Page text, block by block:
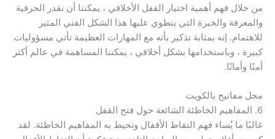
من خلال فهم أهمية اختيار القفل الأخلاقي ، يمكننا أن نقدر الحرفية
والمعرفة والخبرة التي ينطوي عليها هذا الشكل الفني المثير
للاهتمام. إنه بمثابة تذكير بأنه مع المهارات العظيمة تأتي مسؤوليات
كبيرة ، وباستخدامها بشكل أخلاقي ، يمكننا المساهمة في عالم أكثر
أمنًا وأمانًا.
محل مفاتيح بالكويت
6. المفاهيم الخاطئة الشائعة حول فتح القفل
غالبًا ما يُساء فهم التقاط الأقفال وتحيط به المفاهيم الخاطئة. لقد